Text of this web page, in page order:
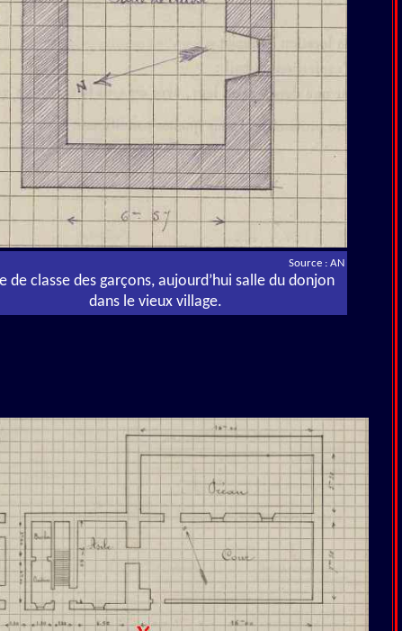
Source : AN
de classe des garçons, aujourd’hui salle du donjon
dans le vieux village.